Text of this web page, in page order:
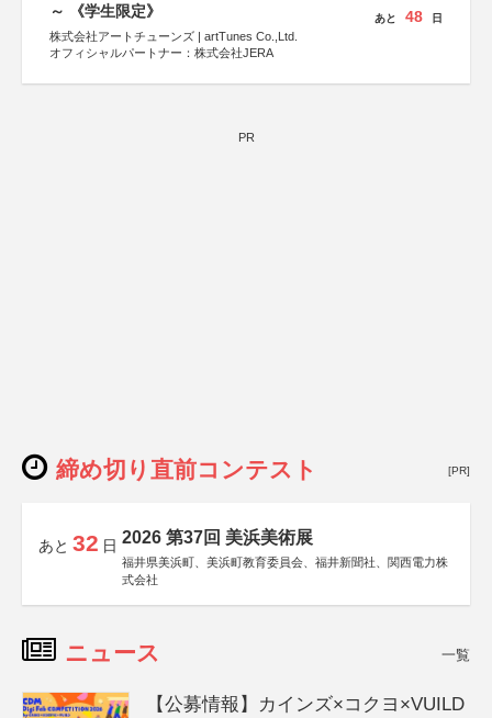
～ 《学生限定》
株式会社アートチューンズ | artTunes Co.,Ltd.
オフィシャルパートナー：株式会社JERA
あと 48 日
PR
締め切り直前コンテスト [PR]
あと 32 日 2026 第37回 美浜美術展
福井県美浜町、美浜町教育委員会、福井新聞社、関西電力株
式会社
ニュース 一覧
【公募情報】カインズ×コクヨ×VUILD